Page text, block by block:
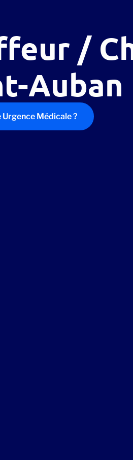
/
Auban
Urgence Médicale ?